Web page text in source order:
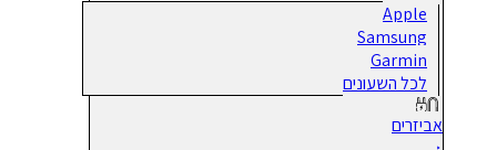
Apple
Samsung
Garmin
לכל השעונים
אביזרים